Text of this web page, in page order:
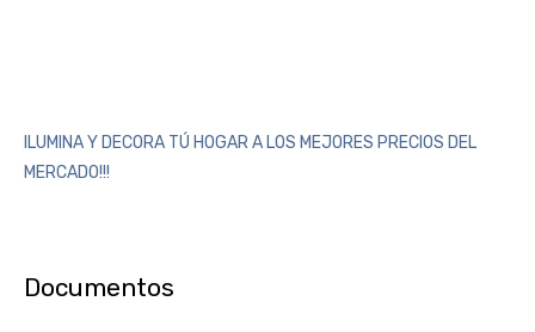
ILUMINA Y DECORA TÚ HOGAR A LOS MEJORES PRECIOS DEL
MERCADO!!!
Documentos